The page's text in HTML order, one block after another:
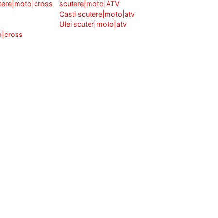
scutere|moto|ATV
Casti scutere|moto|atv
Ulei scuter|moto|atv